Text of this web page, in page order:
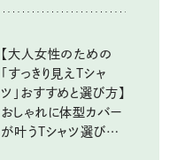
【大人女性のための
「すっきり見えTシャ
ツ」おすすめと選び方】
おしゃれに体型カバー
が叶うTシャツ選びの